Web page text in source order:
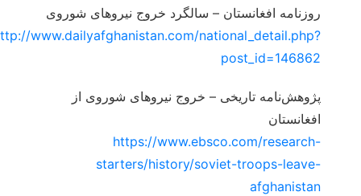
روزنامه افغانستان – سالگرد خروج نیروهای شوروی
http://www.dailyafghanistan.com/national_detail.php?
post_id=146862
پژوهش‌نامه تاریخی – خروج نیروهای شوروی از
افغانستان
https://www.ebsco.com/research-
starters/history/soviet-troops-leave-
afghanistan